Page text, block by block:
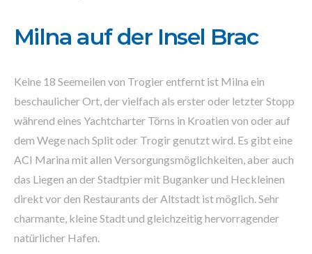
Milna auf der Insel Brac
Keine 18 Seemeilen von Trogier entfernt ist Milna ein
beschaulicher Ort, der vielfach als erster oder letzter Stopp
während eines Yachtcharter Törns in Kroatien von oder auf
dem Wege nach Split oder Trogir genutzt wird. Es gibt eine
ACI Marina mit allen Versorgungsmöglichkeiten, aber auch
das Liegen an der Stadtpier mit Buganker und Heckleinen
direkt vor den Restaurants der Altstadt ist möglich. Sehr
charmante, kleine Stadt und gleichzeitig hervorragender
natürlicher Hafen.